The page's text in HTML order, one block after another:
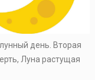
день. Вторая
Луна растущая